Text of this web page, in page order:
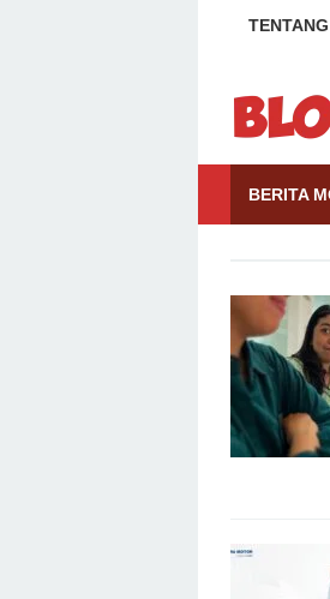
TENTANG
BERITA